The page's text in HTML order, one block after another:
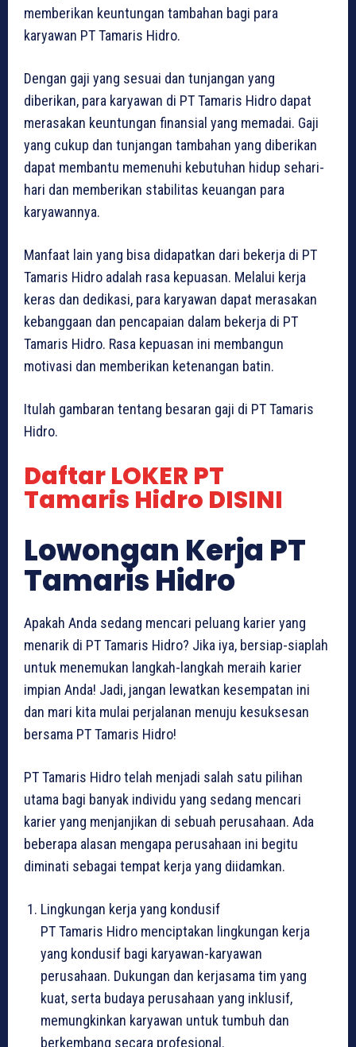
memberikan keuntungan tambahan bagi para
karyawan PT Tamaris Hidro.
Dengan gaji yang sesuai dan tunjangan yang
diberikan, para karyawan di PT Tamaris Hidro dapat
merasakan keuntungan finansial yang memadai. Gaji
yang cukup dan tunjangan tambahan yang diberikan
dapat membantu memenuhi kebutuhan hidup sehari-
hari dan memberikan stabilitas keuangan para
karyawannya.
Manfaat lain yang bisa didapatkan dari bekerja di PT
Tamaris Hidro adalah rasa kepuasan. Melalui kerja
keras dan dedikasi, para karyawan dapat merasakan
kebanggaan dan pencapaian dalam bekerja di PT
Tamaris Hidro. Rasa kepuasan ini membangun
motivasi dan memberikan ketenangan batin.
Itulah gambaran tentang besaran gaji di PT Tamaris
Hidro.
Daftar LOKER PT
Tamaris Hidro DISINI
Lowongan Kerja PT
Tamaris Hidro
Apakah Anda sedang mencari peluang karier yang
menarik di PT Tamaris Hidro? Jika iya, bersiap-siaplah
untuk menemukan langkah-langkah meraih karier
impian Anda! Jadi, jangan lewatkan kesempatan ini
dan mari kita mulai perjalanan menuju kesuksesan
bersama PT Tamaris Hidro!
PT Tamaris Hidro telah menjadi salah satu pilihan
utama bagi banyak individu yang sedang mencari
karier yang menjanjikan di sebuah perusahaan. Ada
beberapa alasan mengapa perusahaan ini begitu
diminati sebagai tempat kerja yang diidamkan.
Lingkungan kerja yang kondusif
PT Tamaris Hidro menciptakan lingkungan kerja
yang kondusif bagi karyawan-karyawan
perusahaan. Dukungan dan kerjasama tim yang
kuat, serta budaya perusahaan yang inklusif,
memungkinkan karyawan untuk tumbuh dan
berkembang secara profesional.